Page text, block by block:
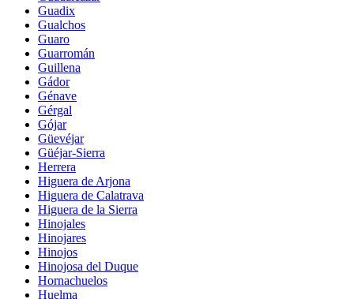
Guadix
Gualchos
Guaro
Guarromán
Guillena
Gádor
Génave
Gérgal
Gójar
Güevéjar
Güéjar-Sierra
Herrera
Higuera de Arjona
Higuera de Calatrava
Higuera de la Sierra
Hinojales
Hinojares
Hinojos
Hinojosa del Duque
Hornachuelos
Huelma